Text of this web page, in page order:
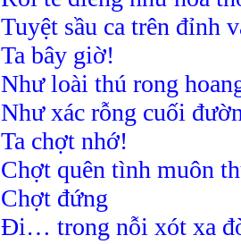
Tuyệt sầu ca trên đỉnh
Ta bây giờ!
Như loài thú rong
Như xác rỗng cuối
Ta chợt nhớ!
Chợt quên tình muôn
Chợt đứng
Đi… trong nỗi xót xa